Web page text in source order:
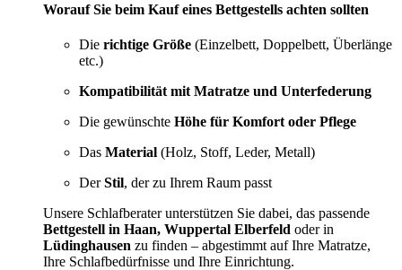
Worauf Sie beim Kauf eines Bettgestells achten sollten
Die richtige Größe (Einzelbett, Doppelbett, Überlänge
etc.)
Kompatibilität mit Matratze und Unterfederung
Die gewünschte Höhe für Komfort oder Pflege
Das Material (Holz, Stoff, Leder, Metall)
DerStil, der zu Ihrem Raum passt
Unsere Schlafberater unterstützen Sie dabei, das passende
Bettgestell in Haan, Wuppertal Elberfeld oder in
Lüdinghausen zu finden – abgestimmt auf Ihre Matratze,
Ihre Schlafbedürfnisse und Ihre Einrichtung.